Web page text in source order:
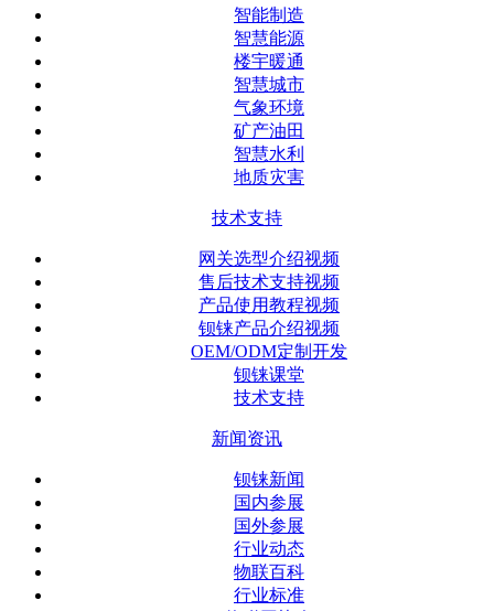
智能制造
智慧能源
楼宇暖通
智慧城市
气象环境
矿产油田
智慧水利
地质灾害
技术支持
网关选型介绍视频
售后技术支持视频
产品使用教程视频
钡铼产品介绍视频
OEM/ODM定制开发
钡铼课堂
技术支持
新闻资讯
钡铼新闻
国内参展
国外参展
行业动态
物联百科
行业标准